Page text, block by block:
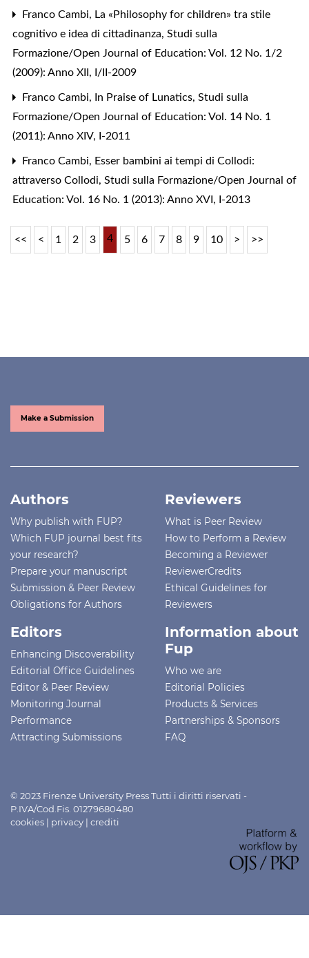
Franco Cambi, La «Philosophy for children» tra stile
cognitivo e idea di cittadinanza, Studi sulla
Formazione/Open Journal of Education: Vol. 12 No. 1/2
(2009): Anno XII, I/II-2009
Franco Cambi, In Praise of Lunatics, Studi sulla
Formazione/Open Journal of Education: Vol. 14 No. 1
(2011): Anno XIV, I-2011
Franco Cambi, Esser bambini ai tempi di Collodi:
attraverso Collodi, Studi sulla Formazione/Open Journal of
Education: Vol. 16 No. 1 (2013): Anno XVI, I-2013
<< < 1 2 3 4 5 6 7 8 9 10 > >>
Make a Submission
Authors
Why publish with FUP?
Which FUP journal best fits
your research?
Prepare your manuscript
Submission & Peer Review
Obligations for Authors
Reviewers
What is Peer Review
How to Perform a Review
Becoming a Reviewer
ReviewerCredits
Ethical Guidelines for
Reviewers
Editors
Enhancing Discoverability
Editorial Office Guidelines
Editor & Peer Review
Monitoring Journal
Performance
Attracting Submissions
Information about
Fup
Who we are
Editorial Policies
Products & Services
Partnerships & Sponsors
FAQ
© 2023 Firenze University Press Tutti i diritti riservati -
P.IVA/Cod.Fis. 01279680480
cookies | privacy | crediti